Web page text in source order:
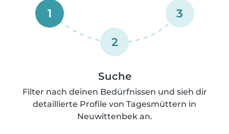
1
2
3
Suche
Filter nach deinen Bedürfnissen und sieh dir
detaillierte Profile von Tagesmüttern in
Neuwittenbek an.